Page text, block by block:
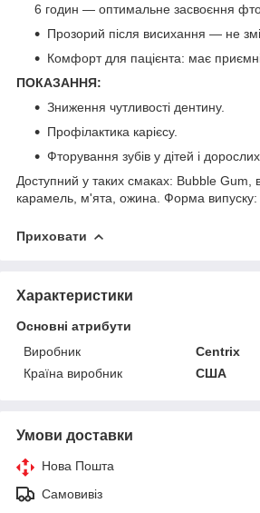
6 годин — оптимальне засвоєння
Прозорий після висихання — не
Комфорт для пацієнта: має
ПОКАЗАННЯ:
Зниження чутливості дентину.
Профілактика карієсу.
Фторування зубів у дітей і дорослих.
Доступний у таких смаках: Bubble Gum,
карамель, м'ята, ожина. Форма випуску:
Приховати
Характеристики
Основні атрибути
Виробник
Centrix
Країна виробник
США
Умови доставки
Нова Пошта
Самовивіз